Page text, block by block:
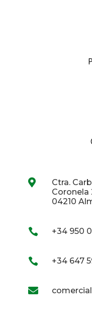

Ctra.
Coronela
04210
 +34 950
 +34 647
